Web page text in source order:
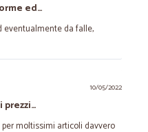
ed…
eventualmente da falle,
10/05/2022
moltissimi articoli davvero